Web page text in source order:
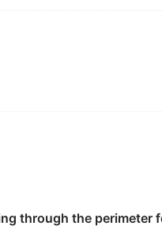
through the perimeter